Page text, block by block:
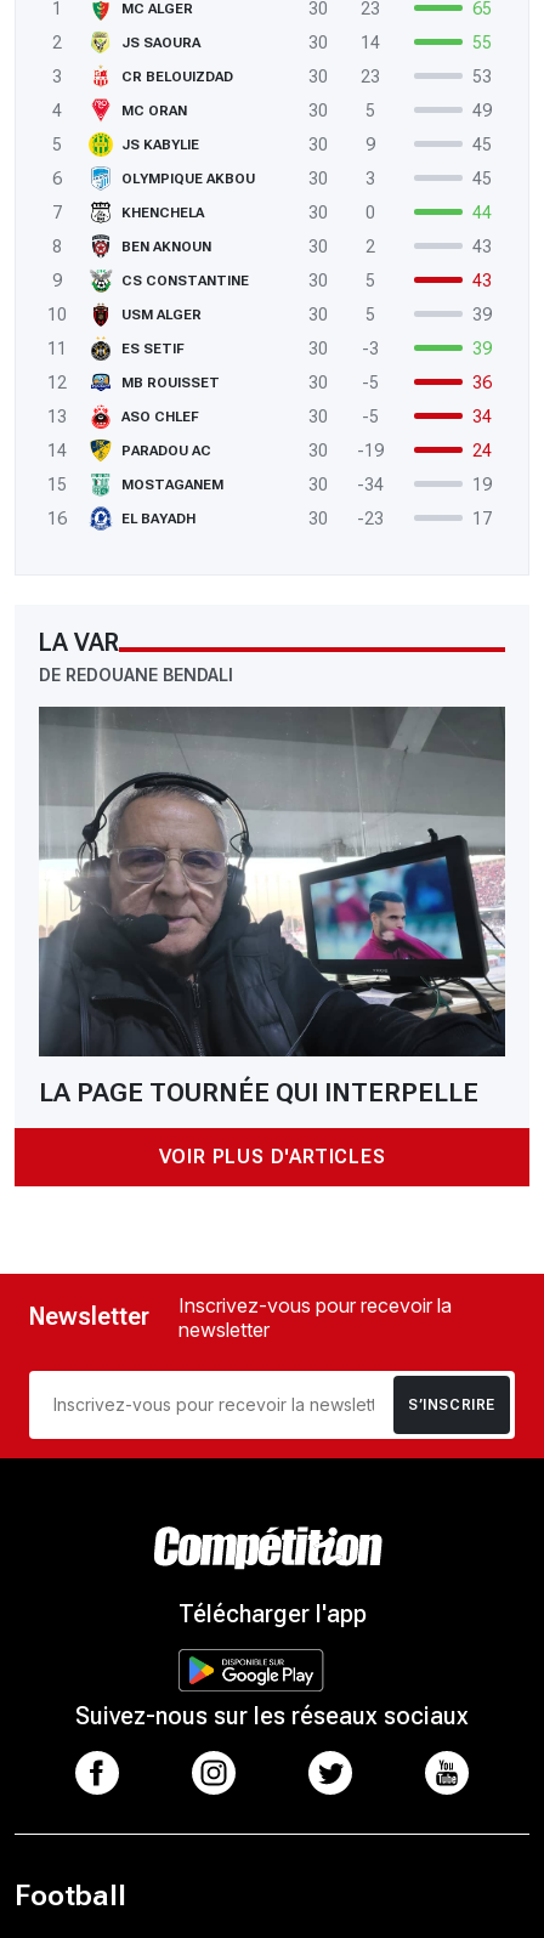
1 MC ALGER 30 23
65
2
JS SAOURA 30 14
55
3
CR BELOUIZDAD 30 23
53
4
MC ORAN 30 5
49
5
JS KABYLIE 30 9
45
6
OLYMPIQUE AKBOU 30 3
45
7
KHENCHELA 30 0
44
8
BEN AKNOUN 30 2
43
9
CS CONSTANTINE 30 5
43
10
USM ALGER 30 5
39
11
ES SETIF 30 -3
39
12
MB ROUISSET 30 -5
36
13
ASO CHLEF 30 -5
34
14
PARADOU AC 30 -19
24
15
MOSTAGANEM 30 -34
19
16
EL BAYADH 30 -23 17
LA VAR
DE REDOUANE BENDALI
LA PAGE TOURNÉE QUI INTERPELLE
VOIR PLUS D'ARTICLES
Newsletter
Inscrivez-vous pour recevoir la
newsletter
S’INSCRIRE
Télécharger l'app
Suivez-nous sur les réseaux sociaux
Football